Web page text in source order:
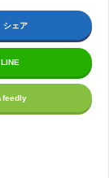
シェア
LINE
feedly